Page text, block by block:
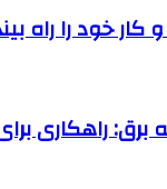
خود را راه
برق: راهکاری